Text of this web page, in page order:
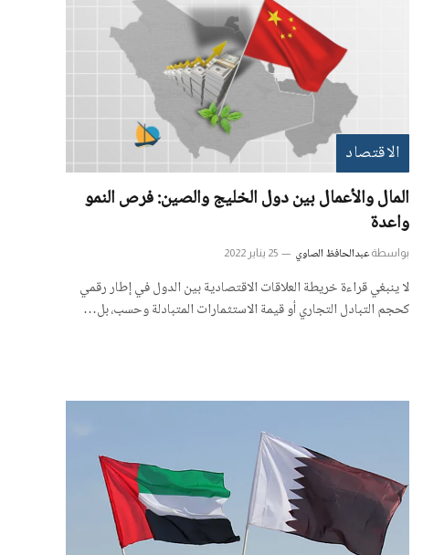
الاقتصاد
المال والأعمال بين دول الخليج والصين: فرص النمو
واعدة
بواسطة عبدالحافظ الصاوي 25 يناير 2022
لا ينبغي قراءة خريطة العلاقات الاقتصادية بين الدول في إطار رقمي
كحجم التبادل التجاري أو قيمة الاستثمارات المتبادلة وحسب، بل…